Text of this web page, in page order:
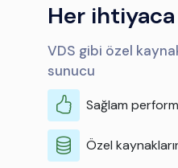
Her ihtiyaca
VDS gibi özel
sunucu
Sağlam performans
Özel kaynakların